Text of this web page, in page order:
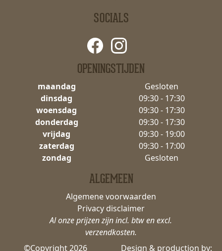
Al onze prijzen zijn incl. btw en excl.
verzendkosten.
OPENINGSTIJDEN
maandag
Gesloten
dinsdag
09:30 - 17:30
woensdag
09:30 - 17:30
donderdag
09:30 - 17:30
vrijdag
09:30 - 19:00
zaterdag
09:30 - 17:00
zondag
Gesloten
SOCIALS
ALGEMEEN
Algemene voorwaarden
Privacy disclaimer
©Copyright 2026 Design & production by: